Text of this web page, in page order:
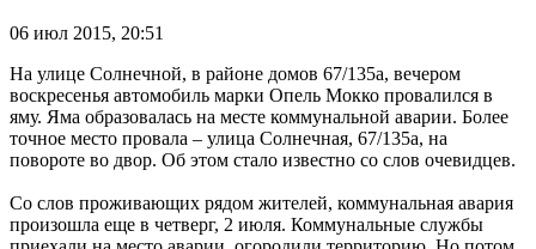
06 июл 2015, 20:51
На улице Солнечной, в районе домов 67/135а, вечером
воскресенья автомобиль марки Опель Мокко провалился в
яму. Яма образовалась на месте коммунальной аварии. Более
точное место провала – улица Солнечная, 67/135а, на
повороте во двор. Об этом стало известно со слов очевидцев.
Со слов проживающих рядом жителей, коммунальная авария
произошла еще в четверг, 2 июля. Коммунальные службы